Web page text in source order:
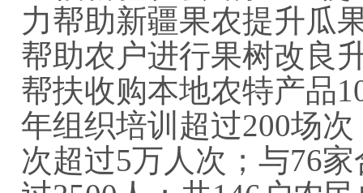
力帮助新疆果农提升瓜
帮助农户进行果树改良
帮扶收购本地农特产品
年组织培训超过200场
次超过5万人次；与76